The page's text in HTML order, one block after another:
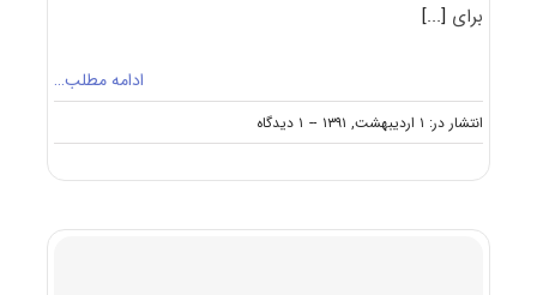
برای [...]
ادامه مطلب…
انتشار در: ۱ اردیبهشت, ۱۳۹۱ -- ۱ دیدگاه
on
سرفصل
دروس